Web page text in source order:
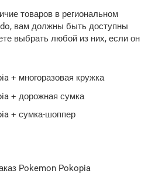
товаров в региональном
вам должны быть доступны
выбрать любой из них, если он
+ многоразовая кружка
+ дорожная сумка
+ сумка-шоппер